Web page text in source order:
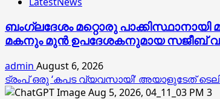
ബംഗ്ലദേശം മറ്റൊരു
മകനും മുൻ ഉപദേശകനുമായ സജീബ്
admin August 6, 2026
ട്രംപ് ഒരു ‘കപട വ്യവസായി’ അയാളുടേത്
3